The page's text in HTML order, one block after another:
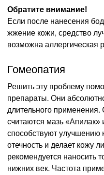
Обратите внимание!
Если после нанесения
жжение кожи, средство
возможна аллергическая
Гомеопатия
Решить эту проблему
препараты. Они
длительного
считаются мазь
способствуют
отечность и делает кожу
рекомендуется наносить
нижних век. Частота